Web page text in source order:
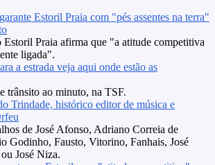
Estoril Praia com "pés assentes na terra"
Estoril Praia afirma que "a atitude competitiva
ligada".
a estrada veja aqui onde estão as
trânsito ao minuto, na TSF.
Trindade, histórico editor de música e
de José Afonso, Adriano Correia de
Godinho, Fausto, Vitorino, Fanhais, José
José Niza.